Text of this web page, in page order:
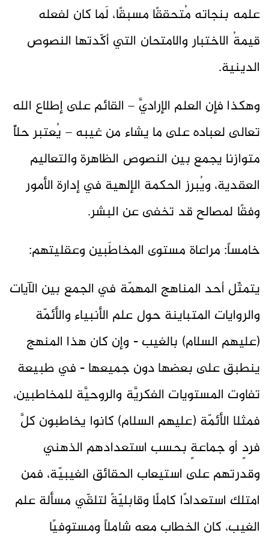
علمه بنجاته مُتحققًا مسبقًا، لَما كان لفعله
قيمةُ الاختبار والامتحان التي أكّدتها النصوص
الدينية.
وهكذا فإن العلم الإراديَّ – القائم على إطلاع الله
تعالى لعباده على ما يشاء من غيبه – يُعتبر حلاًّ
متوازنا يجمع بين النصوص الظاهرة والتعاليم
العقدية، ويُبرز الحكمة الإلهية في إدارة الأمور
وفقًا لمصالح قد تخفى عن البشر.
خامساً: مراعاة مستوى المخاطَبين وعقليتهم:
يتمثّل أحد المناهج المهمّة في الجمع بين الآيات
والروايات المتباينة حول علم الأنبياء والأئمّة
(عليهم السلام) بالغيب - وإن كان هذا المنهج
ينطبق على بعضها دون جميعها - في طبيعة
تفاوت المستويات الفكريَّة والروحيَّة للمخاطبين،
فمثلا الأئمّة (عليهم السلام) كانوا يخاطبون كلَّ
فردٍ أو جماعةٍ بحسب استعدادهم الذهني
وقدرتهم على استيعاب الحقائق الغيبيّة، فمن
امتلك استعدادًا كاملًا وقابليّةً لتلقّي مسألة علم
الغيب، كان الخطاب معه شاملاً ومستوفيًا